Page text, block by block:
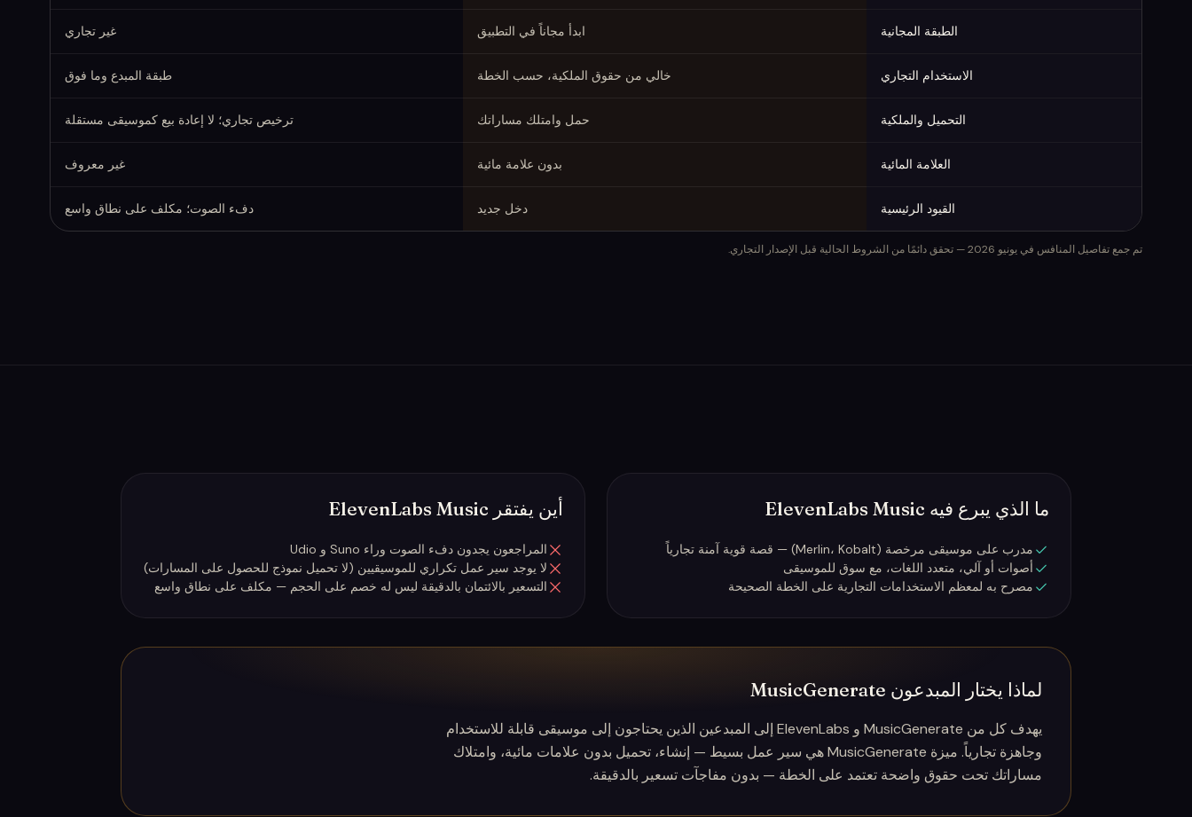
الطبقة المجانية ابدأ مجاناً في التطبيق غير تجاري
الاستخدام التجاري خالي من حقوق الملكية، حسب الخطة طبقة المبدع وما فوق
التحميل والملكية حمل وامتلك مساراتك ترخيص تجاري؛ لا إعادة بيع كموسيقى مستقلة
العلامة المائية بدون علامة مائية غير معروف
القيود الرئيسية دخل جديد دفء الصوت؛ مكلف على نطاق واسع
تم جمع تفاصيل المنافس في يونيو 2026 — تحقق دائمًا من الشروط الحالية قبل الإصدار التجاري.
ما الذي يبرع فيه ElevenLabs Music
مدرب على موسيقى مرخصة (Merlin، Kobalt) — قصة قوية آمنة تجارياً
أصوات أو آلي، متعدد اللغات، مع سوق للموسيقى
مصرح به لمعظم الاستخدامات التجارية على الخطة الصحيحة
أين يفتقر ElevenLabs Music
المراجعون يجدون دفء الصوت وراء Suno و Udio
لا يوجد سير عمل تكراري للموسيقيين (لا تحميل نموذج للحصول على المسارات)
التسعير بالائتمان بالدقيقة ليس له خصم على الحجم — مكلف على نطاق واسع
لماذا يختار المبدعون MusicGenerate
يهدف كل من MusicGenerate و ElevenLabs إلى المبدعين الذين يحتاجون إلى موسيقى قابلة للاستخدام
وجاهزة تجارياً. ميزة MusicGenerate هي سير عمل بسيط — إنشاء، تحميل بدون علامات مائية، وامتلاك
مساراتك تحت حقوق واضحة تعتمد على الخطة — بدون مفاجآت تسعير بالدقيقة.